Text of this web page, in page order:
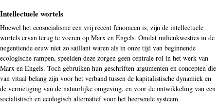
Intellectuele wortels
Hoewel het ecosocialisme een vrij recent fenomeen is, zijn de intellectuele
wortels ervan terug te voeren op Marx en Engels. Omdat milieukwesties in de
negentiende eeuw niet zo saillant waren als in onze tijd van beginnende
ecologische rampen, speelden deze zorgen geen centrale rol in het werk van
Marx en Engels. Toch gebruiken hun geschriften argumenten en concepten die
van vitaal belang zijn voor het verband tussen de kapitalistische dynamiek en
de vernietiging van de natuurlijke omgeving, en voor de ontwikkeling van een
socialistisch en ecologisch alternatief voor het heersende systeem.